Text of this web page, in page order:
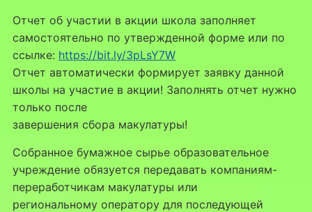
Отчет об участии в акции школа заполняет
самостоятельно по утвержденной форме или по
ссылке: https://bit.ly/3pLsY7W
Отчет автоматически формирует заявку данной
школы на участие в акции! Заполнять отчет нужно
только после
завершения сбора макулатуры!
Собранное бумажное сырье образовательное
учреждение обязуется передавать компаниям-
переработчикам макулатуры или
региональному оператору для последующей